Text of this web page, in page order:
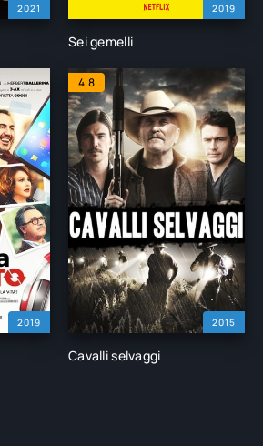
2021 2019
Sei gemelli
2019 2015
4.8
Cavalli selvaggi